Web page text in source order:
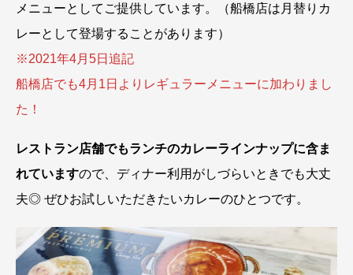
メニューとしてご提供しています。（船橋店は月替りカ
レーとして登場することがあります）
※2021年4月5日追記
船橋店でも4月1日よりレギュラーメニューに加わりまし
た！
レストラン店舗でもランチのカレーラインナップに含ま
れていますので、ディナー利用がしづらいときでも大丈
夫◎ ぜひお試しいただきたいカレーのひとつです。